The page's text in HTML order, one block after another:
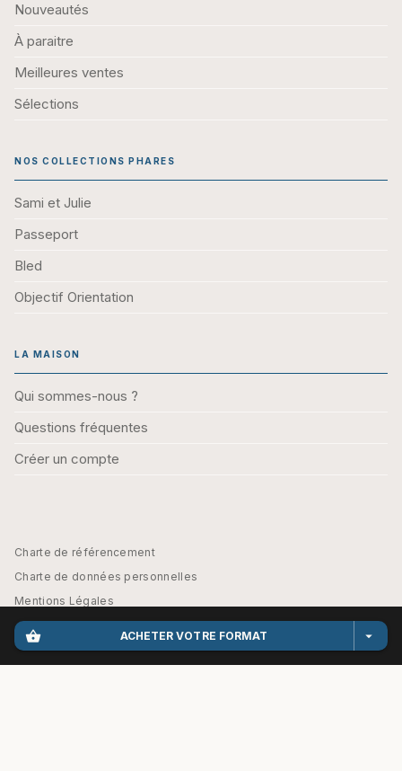
shopping_basket ACHETER VOTRE FORMAT arrow_drop_down
Nouveautés
À paraitre
Meilleures ventes
Sélections
NOS COLLECTIONS PHARES
Sami et Julie
Passeport
Bled
Objectif Orientation
LA MAISON
Qui sommes-nous ?
Questions fréquentes
Créer un compte
Charte de référencement
Charte de données personnelles
Mentions Légales
Engagement durable
CGU